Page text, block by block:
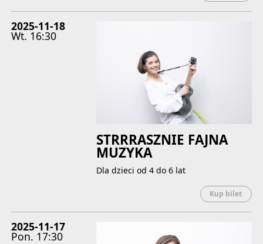
2025-11-18
Wt. 16:30
STRRRASZNIE FAJNA
MUZYKA
Dla dzieci od 4 do 6 lat
Kup bilet
2025-11-17
Pon. 17:30